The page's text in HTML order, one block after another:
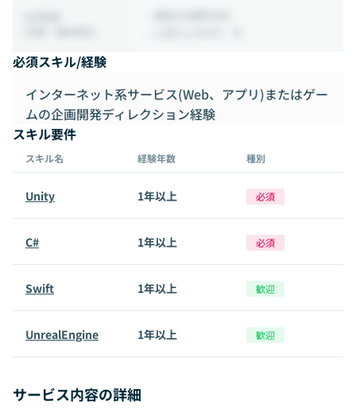
必須スキル/経験
インターネット系サービス(Web、アプリ)またはゲー
ムの企画開発ディレクション経験
スキル要件
スキル名 経験年数 種別
Unity 1年以上 必須
C# 1年以上 必須
Swift 1年以上 歓迎
UnrealEngine 1年以上 歓迎
サービス内容の詳細